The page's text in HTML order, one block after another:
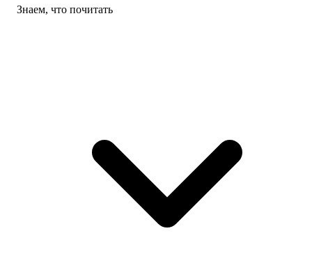
Знаем, что почитать